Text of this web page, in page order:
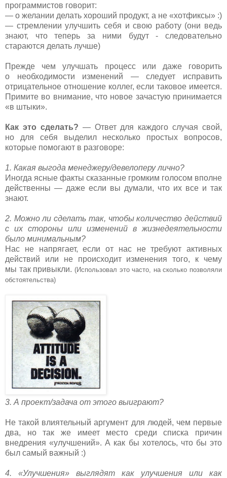
программистов говорит:
— о желании делать хороший продукт, а не «хотфиксы» :)
— стремлении улучшить себя и свою работу (они ведь
знают, что теперь за ними будут - следовательно
стараются делать лучше)
Прежде чем улучшать процесс или даже говорить
о необходимости изменений — следует исправить
отрицательное отношение коллег, если таковое имеется.
Примите во внимание, что новое зачастую принимается
«в штыки».
Как это сделать? — Ответ для каждого случая свой,
но для себя выделил несколько простых вопросов,
которые помогают в разговоре:
1. Какая выгода менеджеру/девелоперу лично?
Иногда ясные факты сказанные громким голосом вполне
действенны — даже если вы думали, что их все и так
знают.
2. Можно ли сделать так, чтобы количество действий
с их стороны или изменений в жизнедеятельности
было минимальным?
Нас не напрягает, если от нас не требуют активных
действий или не происходит изменения того, к чему
мы так привыкли. (Использовал это часто, на сколько позволяли
обстоятельства)
3. А проект/задача от этого выиграют?
Не такой влиятельный аргумент для людей, чем первые
два, но так же имеет место среди списка причин
внедрения «улучшений». А как бы хотелось, что бы это
был самый важный :)
4. «Улучшения» выглядят как улучшения или как